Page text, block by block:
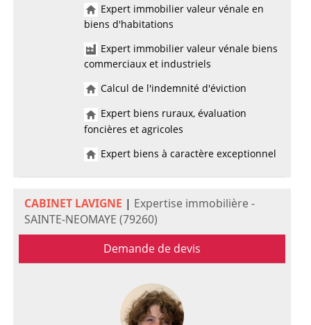
Expert immobilier valeur vénale en
biens d'habitations
Expert immobilier valeur vénale biens
commerciaux et industriels
Calcul de l'indemnité d'éviction
Expert biens ruraux, évaluation
foncières et agricoles
Expert biens à caractère exceptionnel
CABINET LAVIGNE | Expertise immobilière -
SAINTE-NEOMAYE (79260)
Demande de devis